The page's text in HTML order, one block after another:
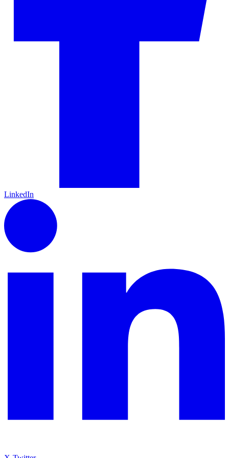
LinkedIn